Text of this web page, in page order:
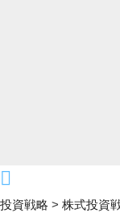
投資戦略 > 株式投資